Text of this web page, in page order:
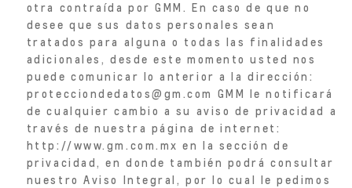
otra contraída por GMM. En caso de que no
desee que sus datos personales sean
tratados para alguna o todas las finalidades
adicionales, desde este momento usted nos
puede comunicar lo anterior a la dirección:
protecciondedatos@gm.com GMM le notificará
de cualquier cambio a su aviso de privacidad a
través de nuestra página de internet:
http://www.gm.com.mx en la sección de
privacidad, en donde también podrá consultar
nuestro Aviso Integral, por lo cual le pedimos